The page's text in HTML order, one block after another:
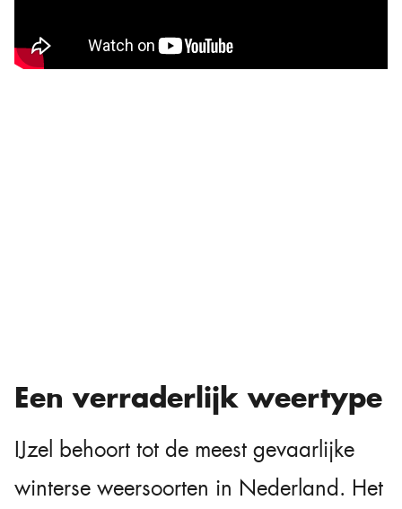
Een verraderlijk weertype
IJzel behoort tot de meest gevaarlijke
winterse weersoorten in Nederland. Het